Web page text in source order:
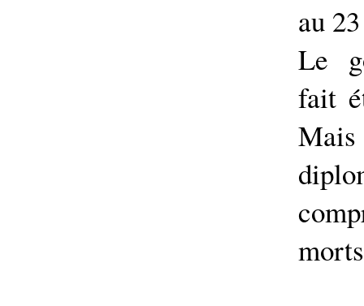
au
Le
fait